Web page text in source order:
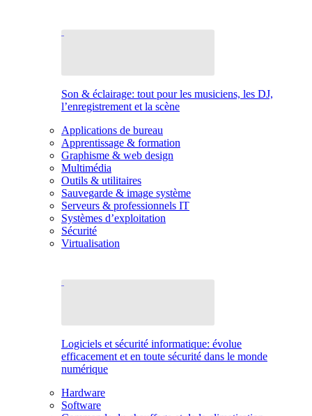
Son & éclairage: tout pour les musiciens, les DJ,
l’enregistrement et la scène
Applications de bureau
Apprentissage & formation
Graphisme & web design
Multimédia
Outils & utilitaires
Sauvegarde & image système
Serveurs & professionnels IT
Systèmes d’exploitation
Sécurité
Virtualisation
Logiciels et sécurité informatique: évolue
efficacement et en toute sécurité dans le monde
numérique
Hardware
Software